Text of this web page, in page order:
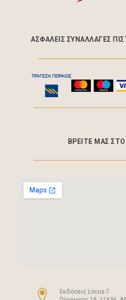
ΑΣΦΑΛΕΊΣ ΣΥΝΑΛΛΑΓΈΣ
ΒΡΕΙΤΕ ΜΑΣ
Eκδόσεις Locus-7